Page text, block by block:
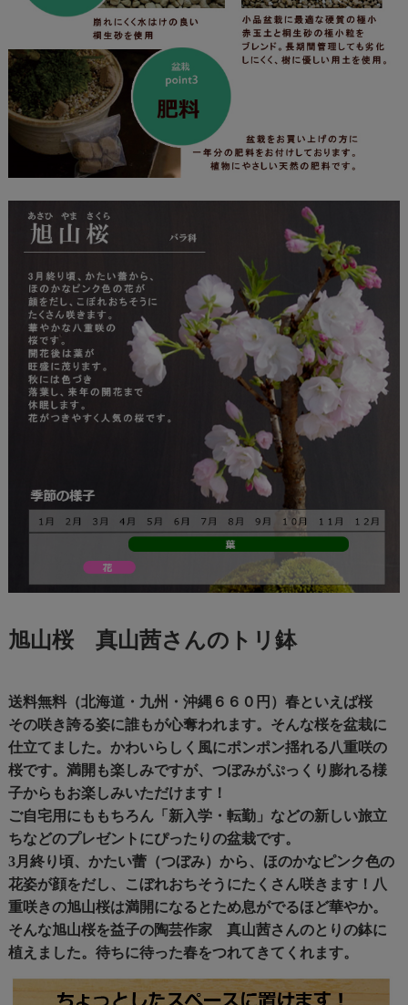
旭山桜 真山茜さんのトリ鉢
送料無料（北海道・九州・沖縄６６０円）春といえば桜
その咲き誇る姿に誰もが心奪われます。そんな桜を盆栽に
仕立てました。かわいらしく風にポンポン揺れる八重咲の
桜です。満開も楽しみですが、つぼみがぷっくり膨れる様
子からもお楽しみいただけます！
ご自宅用にももちろん「新入学・転勤」などの新しい旅立
ちなどのプレゼントにぴったりの盆栽です。
3月終り頃、かたい蕾（つぼみ）から、ほのかなピンク色の
花姿が顔をだし、こぼれおちそうにたくさん咲きます！八
重咲きの旭山桜は満開になるとため息がでるほど華やか。
そんな旭山桜を益子の陶芸作家 真山茜さんのとりの鉢に
植えました。待ちに待った春をつれてきてくれます。